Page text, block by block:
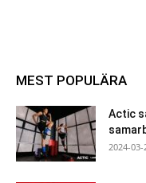
MEST POPULÄRA
Actic
2024-03-